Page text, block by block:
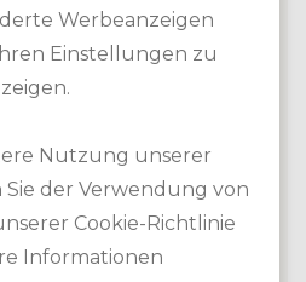
über die dominikanischen
Fluss, über den Yachthafen und
bietet 27 Löcher. Sieben
zerklüfteter Felsen, die knapp
Länge und der Szenerie zu den
3 der Welt. Auf Dye Fore findet
historische Einflüsse, die
der dominikanischen
vereinen.
Werbeanzeigen
Einstellungen zu
zeigen.
Nutzung unserer
Sie der Verwendung von
Cookie-Richtlinie
Informationen